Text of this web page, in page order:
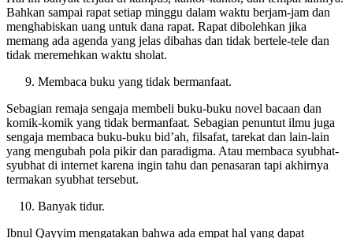
Hal ini banyak terjadi di kampus, kantor-kantor, dan tempat lainnya.
Bahkan sampai rapat setiap minggu dalam waktu berjam-jam dan
menghabiskan uang untuk dana rapat. Rapat dibolehkan jika
memang ada agenda yang jelas dibahas dan tidak bertele-tele dan
Sebagian remaja sengaja membeli buku-buku novel bacaan dan
komik-komik yang tidak bermanfaat. Sebagian penuntut ilmu juga
sengaja membaca buku-buku bid’ah, filsafat, tarekat dan lain-lain
yang mengubah pola pikir dan paradigma. Atau membaca syubhat-
syubhat di internet karena ingin tahu dan penasaran tapi akhirnya